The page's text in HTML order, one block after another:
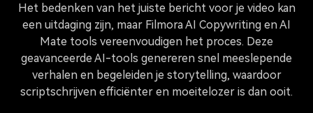
Het bedenken van het juiste bericht voor je video kan
een uitdaging zijn, maar Filmora AI Copywriting en AI
Mate tools vereenvoudigen het proces. Deze
geavanceerde AI-tools genereren snel meeslepende
verhalen en begeleiden je storytelling, waardoor
scriptschrijven efficiënter en moeitelozer is dan ooit.